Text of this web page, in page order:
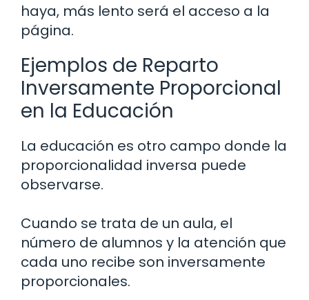
haya, más lento será el acceso a la
página.
Ejemplos de Reparto
Inversamente Proporcional
en la Educación
La educación es otro campo donde la
proporcionalidad inversa puede
observarse.
Cuando se trata de un aula, el
número de alumnos y la atención que
cada uno recibe son inversamente
proporcionales.